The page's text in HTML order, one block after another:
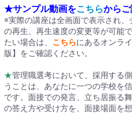
★サンプル動画をこちらからご
※実際の講座は全画面で表示され、
の再生、再生速度の変更等が可能
たい場合は、 こちらにあるオンラ
版】をご確認ください。
★管理職選考において、採用する
うことは、あなたに一つの学校を
です。面接での発言、立ち居振る
の答え方や受け方を、面接場面を